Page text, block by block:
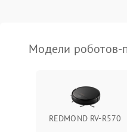
Модели роботов-
REDMOND RV-R570